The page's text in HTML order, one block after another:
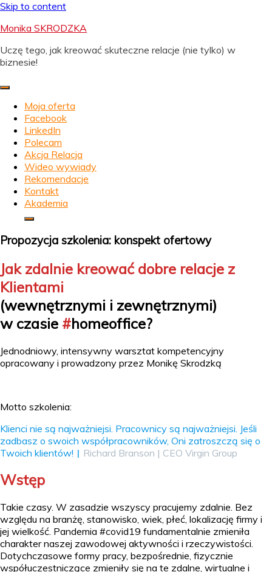
Skip to content
Monika SKRODZKA
Uczę tego, jak kreować skuteczne relacje (nie tylko) w
biznesie!
Moja oferta
Facebook
LinkedIn
Polecam
Akcja Relacja
Wideo wywiady
Rekomendacje
Kontakt
Akademia
Propozycja szkolenia: konspekt ofertowy
Jak zdalnie kreować dobre relacje z
Klientami
(wewnętrznymi i zewnętrznymi)
w czasie #homeoffice?
Jednodniowy, intensywny warsztat kompetencyjny
opracowany i prowadzony przez Monikę Skrodzką
Motto szkolenia:
Klienci nie są najważniejsi. Pracownicy są najważniejsi. Jeśli
zadbasz o swoich współpracowników, Oni zatroszczą się o
Twoich klientów!
Richard Branson | CEO Virgin Group
Wstęp
Takie czasy. W zasadzie wszyscy pracujemy zdalnie. Bez
względu na branżę, stanowisko, wiek, płeć, lokalizację firmy i
jej wielkość. Pandemia #covid19 fundamentalnie zmieniła
charakter naszej zawodowej aktywności i rzeczywistości.
Dotychczasowe formy pracy, bezpośrednie, fizycznie
współuczestniczące zmieniły się na te zdalne, wirtualne i